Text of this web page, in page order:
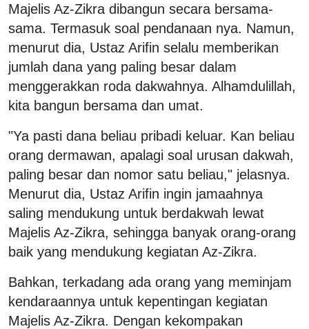
Majelis Az-Zikra dibangun secara bersama-
sama. Termasuk soal pendanaan nya. Namun,
menurut dia, Ustaz Arifin selalu memberikan
jumlah dana yang paling besar dalam
menggerakkan roda dakwahnya. Alhamdulillah,
kita bangun bersama dan umat.
"Ya pasti dana beliau pribadi keluar. Kan beliau
orang dermawan, apalagi soal urusan dakwah,
paling besar dan nomor satu beliau," jelasnya.
Menurut dia, Ustaz Arifin ingin jamaahnya
saling mendukung untuk berdakwah lewat
Majelis Az-Zikra, sehingga banyak orang-orang
baik yang mendukung kegiatan Az-Zikra.
Bahkan, terkadang ada orang yang meminjam
kendaraannya untuk kepentingan kegiatan
Majelis Az-Zikra. Dengan kekompakan